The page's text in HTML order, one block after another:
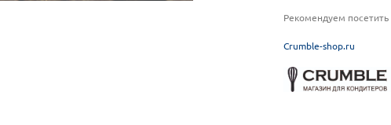
Рекомендуем
Crumble-shop.ru